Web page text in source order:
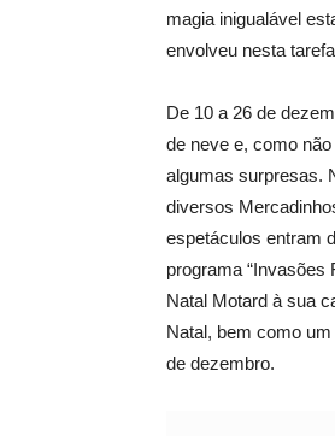
magia inigualável
envolveu nesta
De 10 a 26 de
de neve e, como
algumas surpresas.
diversos
espetáculos entram
programa “Invasões
Natal Motard à sua
Natal, bem como
de dezembro.